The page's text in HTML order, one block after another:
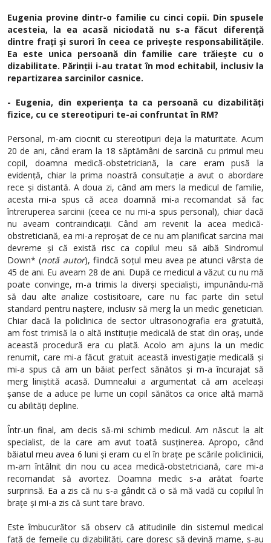
Eugenia provine dintr-o familie cu cinci copii. Din spusele
acesteia, la ea acasă niciodată nu s-a făcut diferență
dintre frați și surori în ceea ce privește responsabilitățile.
Ea este unica persoană din familie care trăiește cu o
dizabilitate. Părinții i-au tratat în mod echitabil, inclusiv la
repartizarea sarcinilor casnice.
- Eugenia, din experiența ta ca persoană cu dizabilități
fizice, cu ce stereotipuri te-ai confruntat în RM?
Personal, m-am ciocnit cu stereotipuri deja la maturitate. Acum
20 de ani, când eram la 18 săptămâni de sarcină cu primul meu
copil, doamna medică-obstetriciană, la care eram pusă la
evidență, chiar la prima noastră consultație a avut o abordare
rece și distantă. A doua zi, când am mers la medicul de familie,
acesta mi-a spus că acea doamnă mi-a recomandat să fac
întreruperea sarcinii (ceea ce nu mi-a spus personal), chiar dacă
nu aveam contraindicații. Când am revenit la acea medică-
obstreticiană, ea mi-a reproșat de ce nu am planificat sarcina mai
devreme și că există risc ca copilul meu să aibă Sindromul
Down* (notă autor), fiindcă soțul meu avea pe atunci vârsta de
45 de ani. Eu aveam 28 de ani. După ce medicul a văzut cu nu mă
poate convinge, m-a trimis la diverși specialiști, impunându-mă
să dau alte analize costisitoare, care nu fac parte din setul
standard pentru naștere, inclusiv să merg la un medic genetician.
Chiar dacă la policlinica de sector ultrasonografia era gratuită,
am fost trimisă la o altă instituție medicală de stat din oraș, unde
această procedură era cu plată. Acolo am ajuns la un medic
renumit, care mi-a făcut gratuit această investigație medicală și
mi-a spus că am un băiat perfect sănătos și m-a încurajat să
merg liniștită acasă. Dumnealui a argumentat că am aceleași
șanse de a aduce pe lume un copil sănătos ca orice altă mamă
cu abilități depline.
Într-un final, am decis să-mi schimb medicul. Am născut la alt
specialist, de la care am avut toată susținerea. Apropo, când
băiatul meu avea 6 luni și eram cu el în brațe pe scările policlinicii,
m-am întâlnit din nou cu acea medică-obstetriciană, care mi-a
recomandat să avortez. Doamna medic s-a arătat foarte
surprinsă. Ea a zis că nu s-a gândit că o să mă vadă cu copilul în
brațe și mi-a zis că sunt tare bravo.
Este îmbucurător să observ că atitudinile din sistemul medical
față de femeile cu dizabilități, care doresc să devină mame, s-au